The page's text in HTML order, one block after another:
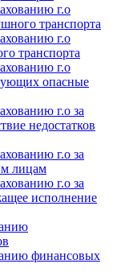
г.о
транспорта
г.о
транспорта
г.о
опасные
г.о за
недостатков
г.о за
лицам
г.о за
исполнение
финансовых